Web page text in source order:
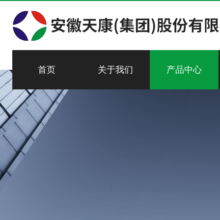
首页 关于我们 产品中心